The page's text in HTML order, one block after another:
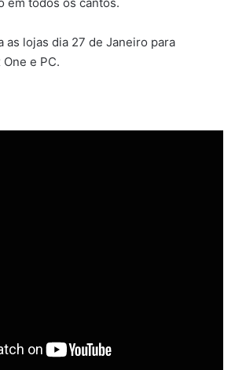
em todos os cantos.
as lojas dia 27 de Janeiro para
e PC.